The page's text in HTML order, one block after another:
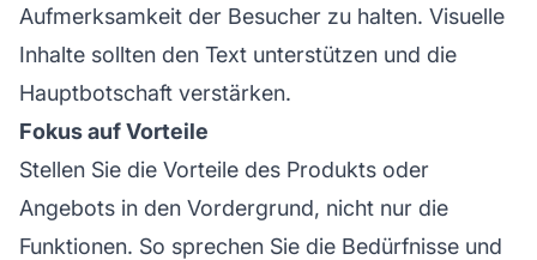
Aufmerksamkeit der Besucher zu halten. Visuelle
Inhalte sollten den Text unterstützen und die
Hauptbotschaft verstärken.
Fokus auf Vorteile
Stellen Sie die Vorteile des Produkts oder
Angebots in den Vordergrund, nicht nur die
Funktionen. So sprechen Sie die Bedürfnisse und